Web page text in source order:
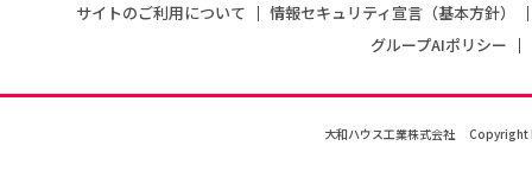
サイトのご利用について
情報セキュリティ宣言（基本方針）
グループAIポリシー
大和ハウス工業株式会社 Copyright